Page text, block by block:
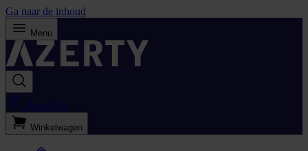
Ga naar de inhoud
Menu
Bestellijst
Winkelwagen